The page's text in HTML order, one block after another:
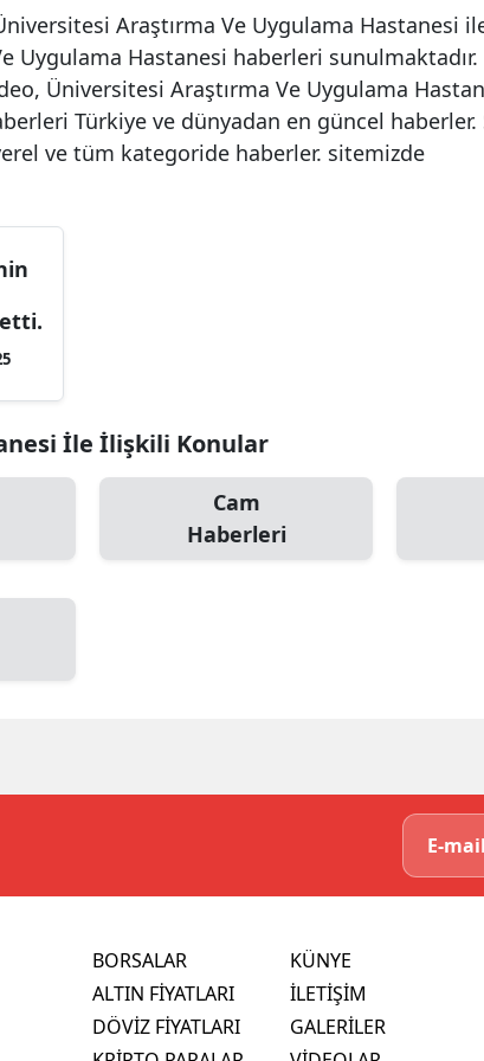
Araştırma Ve Uygulama Hastanesi
Uygulama Hastanesi haberleri
Üniversitesi Araştırma Ve Uygulama
Türkiye ve dünyadan en güncel haberler.
ve tüm kategoride haberler. sitemizde
İle İlişkili Konular
Cam
Haberleri
BORSALAR
ALTIN FİYATLARI
DÖVİZ FİYATLARI
KÜNYE
İLETİŞİM
GALERİLER